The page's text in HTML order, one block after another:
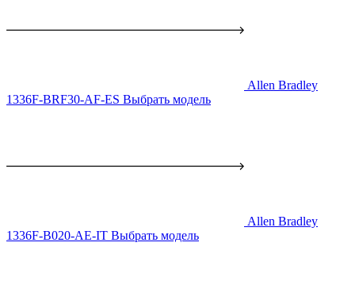
Allen Bradley
1336F-BRF30-AF-ES Выбрать модель
Allen Bradley
1336F-B020-AE-IT Выбрать модель